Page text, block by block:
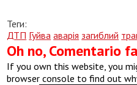
Теги:
ДТП Гуйва аварія загиблий
Oh no, Comentario
If you own this website, you
browser console to find out